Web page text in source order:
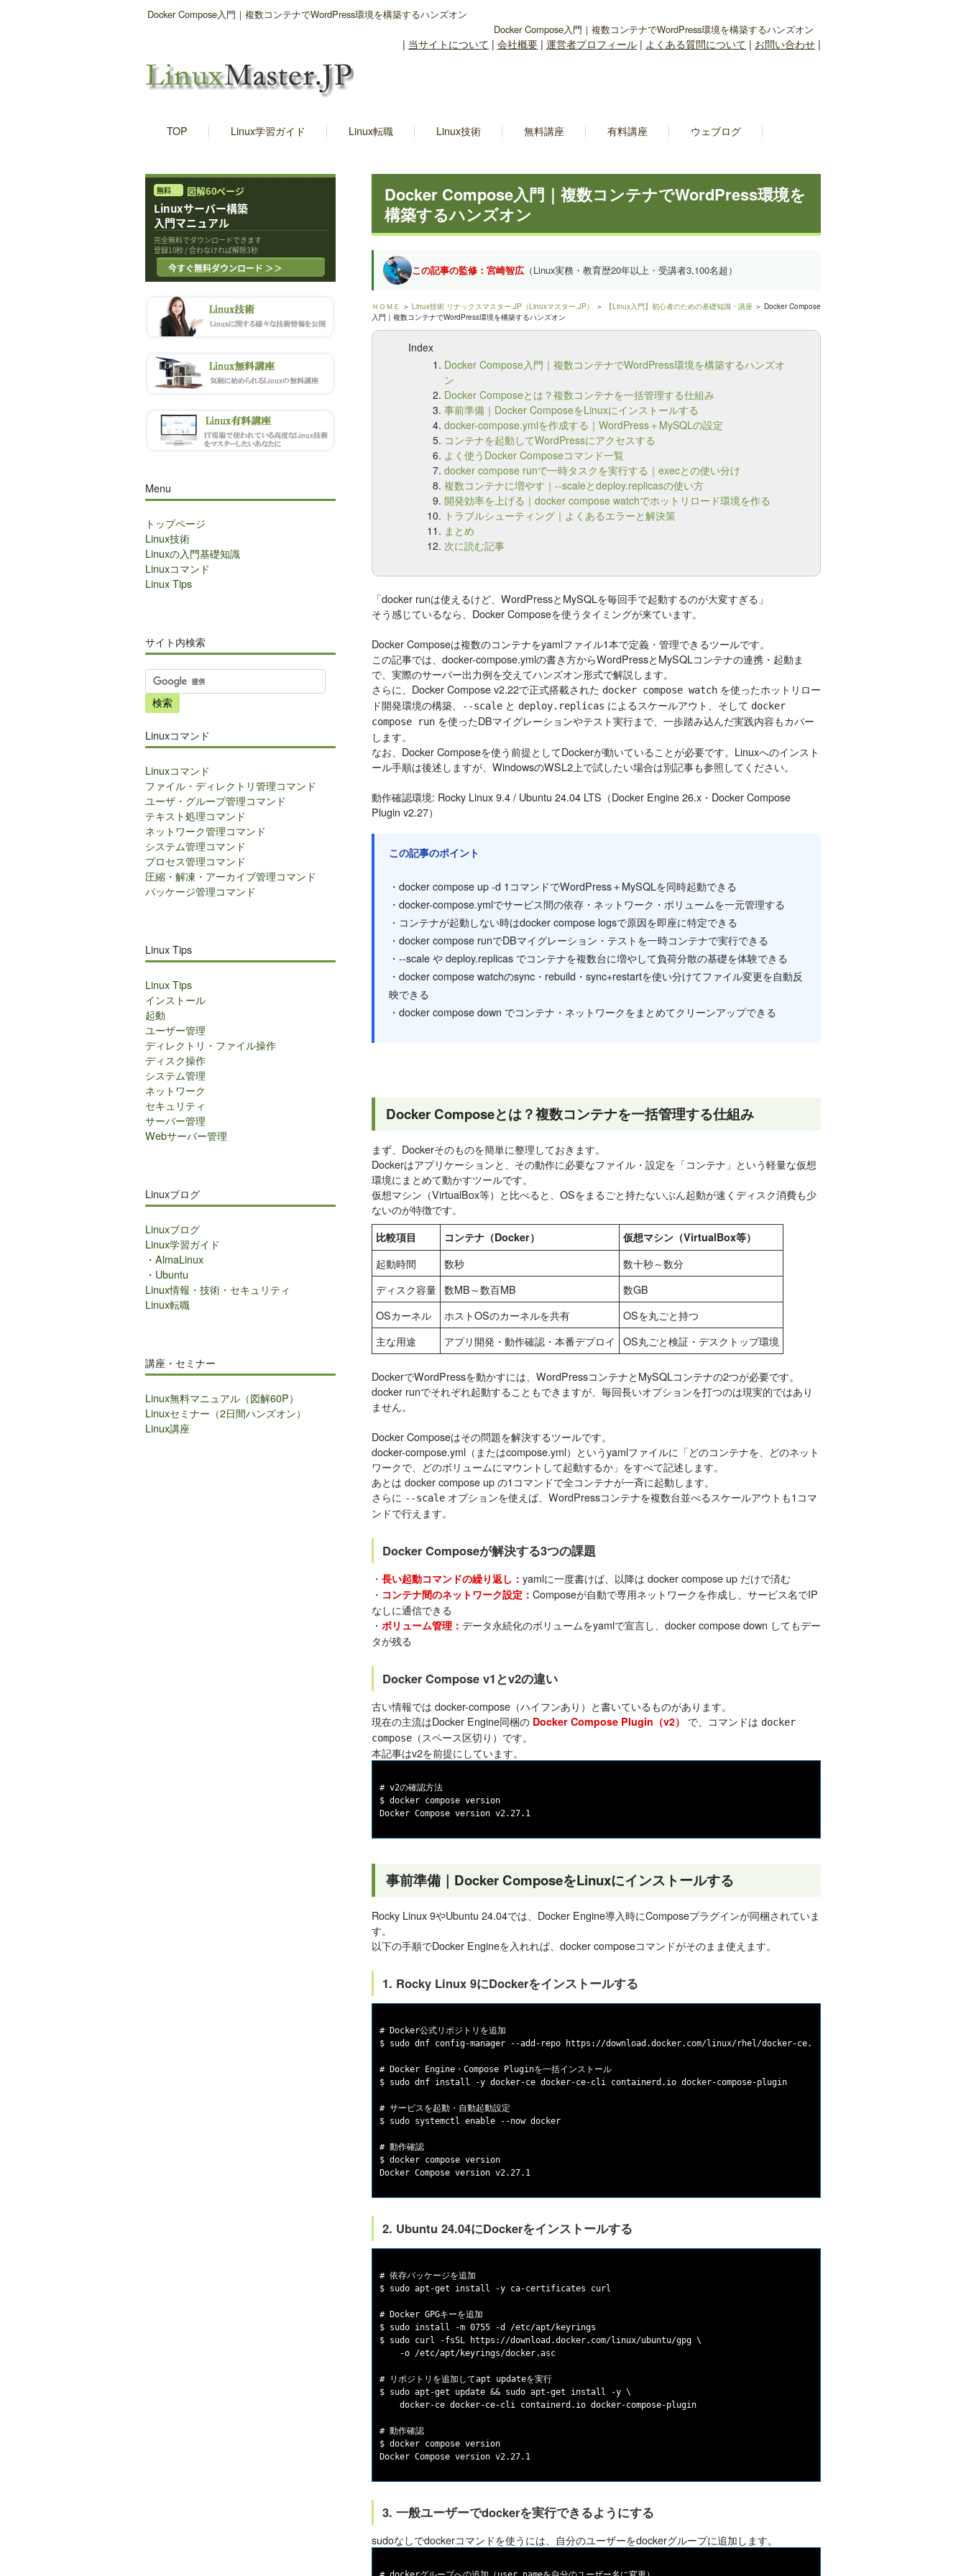
Docker Compose入門｜複数コンテナでWordPress環境を構築するハンズオン
Docker Compose入門｜複数コンテナでWordPress環境を構築するハンズオン
| 当サイトについて | 会社概要 | 運営者プロフィール | よくある質問について | お問い合わせ |
TOP Linux学習ガイド Linux転職 Linux技術 無料講座 有料講座 ウェブログ
Docker Compose入門｜複数コンテナでWordPress環境を
構築するハンズオン
この記事の監修：宮崎智広（Linux実務・教育歴20年以上・受講者3,100名超）
ＨＯＭＥ ＞ Linux技術 リナックスマスター.JP（Linuxマスター.JP） ＞ 【Linux入門】初心者のための基礎知識・講座 ＞ Docker Compose
入門｜複数コンテナでWordPress環境を構築するハンズオン
Index
Docker Compose入門｜複数コンテナでWordPress環境を構築するハンズオ
ン
Docker Composeとは？複数コンテナを一括管理する仕組み
事前準備｜Docker ComposeをLinuxにインストールする
docker-compose.ymlを作成する｜WordPress＋MySQLの設定
コンテナを起動してWordPressにアクセスする
よく使うDocker Composeコマンド一覧
docker compose runで一時タスクを実行する｜execとの使い分け
複数コンテナに増やす｜--scaleとdeploy.replicasの使い方
開発効率を上げる｜docker compose watchでホットリロード環境を作る
トラブルシューティング｜よくあるエラーと解決策
まとめ
次に読む記事
「docker runは使えるけど、WordPressとMySQLを毎回手で起動するのが大変すぎる」
そう感じているなら、Docker Composeを使うタイミングが来ています。
Docker Composeは複数のコンテナをyamlファイル1本で定義・管理できるツールです。
この記事では、docker-compose.ymlの書き方からWordPressとMySQLコンテナの連携・起動ま
で、実際のサーバー出力例を交えてハンズオン形式で解説します。
さらに、Docker Compose v2.22で正式搭載された docker compose watch を使ったホットリロー
ド開発環境の構築、
--scale と deploy.replicas によるスケールアウト、そして docker
compose run を使ったDBマイグレーションやテスト実行まで、一歩踏み込んだ実践内容もカバー
します。
なお、Docker Composeを使う前提としてDockerが動いていることが必要です。Linuxへのインスト
ール手順は後述しますが、WindowsのWSL2上で試したい場合は別記事も参照してください。
動作確認環境: Rocky Linux 9.4 / Ubuntu 24.04 LTS（Docker Engine 26.x・Docker Compose
Plugin v2.27）
この記事のポイント
・docker compose up -d 1コマンドでWordPress＋MySQLを同時起動できる
・docker-compose.ymlでサービス間の依存・ネットワーク・ボリュームを一元管理する
・コンテナが起動しない時はdocker compose logsで原因を即座に特定できる
・docker compose runでDBマイグレーション・テストを一時コンテナで実行できる
・--scale や deploy.replicas でコンテナを複数台に増やして負荷分散の基礎を体験できる
・docker compose watchのsync・rebuild・sync+restartを使い分けてファイル変更を自動反
映できる
・docker compose down でコンテナ・ネットワークをまとめてクリーンアップできる
Docker Composeとは？複数コンテナを一括管理する仕組み
まず、Dockerそのものを簡単に整理しておきます。
Dockerはアプリケーションと、その動作に必要なファイル・設定を「コンテナ」という軽量な仮想
環境にまとめて動かすツールです。
仮想マシン（VirtualBox等）と比べると、OSをまるごと持たないぶん起動が速くディスク消費も少
ないのが特徴です。
比較項目 コンテナ（Docker） 仮想マシン（VirtualBox等）
起動時間 数秒
数十秒～数分
ディスク容量 数MB～数百MB
数GB
OSカーネル
ホストOSのカーネルを共有
OSを丸ごと持つ
主な用途
アプリ開発・動作確認・本番デプロイ OS丸ごと検証・デスクトップ環境
DockerでWordPressを動かすには、WordPressコンテナとMySQLコンテナの2つが必要です。
docker runでそれぞれ起動することもできますが、毎回長いオプションを打つのは現実的ではあり
ません。
Docker Composeはその問題を解決するツールです。
docker-compose.yml（またはcompose.yml）というyamlファイルに「どのコンテナを、どのネット
ワークで、どのボリュームにマウントして起動するか」をすべて記述します。
あとは docker compose up の1コマンドで全コンテナが一斉に起動します。
さらに --scale オプションを使えば、WordPressコンテナを複数台並べるスケールアウトも1コマ
ンドで行えます。
Docker Composeが解決する3つの課題
・ 長い起動コマンドの繰り返し： yamlに一度書けば、以降は docker compose up だけで済む
・ コンテナ間のネットワーク設定： Composeが自動で専用ネットワークを作成し、サービス名でIP
なしに通信できる
・ ボリューム管理： データ永続化のボリュームをyamlで宣言し、docker compose down してもデー
タが残る
Docker Compose v1とv2の違い
古い情報では docker-compose（ハイフンあり）と書いているものがあります。
現在の主流はDocker Engine同梱の Docker Compose Plugin（v2） で、コマンドは docker
compose （スペース区切り）です。
本記事はv2を前提にしています。
# v2の確認方法
$ docker compose version
事前準備｜Docker ComposeをLinuxにインストールする
Rocky Linux 9やUbuntu 24.04では、Docker Engine導入時にComposeプラグインが同梱されていま
す。
以下の手順でDocker Engineを入れれば、docker composeコマンドがそのまま使えます。
1. Rocky Linux 9にDockerをインストールする
# Docker公式リポジトリを追加
$ sudo dnf config-manager --add-repo https://download.docker.com/linux/rhel/docker-ce.repo
# Docker Engine・Compose Pluginを一括インストール
$ sudo dnf install -y docker-ce docker-ce-cli containerd.io docker-compose-plugin
# サービスを起動・自動起動設定
$ sudo systemctl enable --now docker
# 動作確認
$ docker compose version
2. Ubuntu 24.04にDockerをインストールする
# 依存パッケージを追加
$ sudo apt-get install -y ca-certificates curl
# Docker GPGキーを追加
$ sudo install -m 0755 -d /etc/apt/keyrings
$ sudo curl -fsSL https://download.docker.com/linux/ubuntu/gpg \
    -o /etc/apt/keyrings/docker.asc
# リポジトリを追加してapt updateを実行
$ sudo apt-get update && sudo apt-get install -y \
    docker-ce docker-ce-cli containerd.io docker-compose-plugin
# 動作確認
$ docker compose version
3. 一般ユーザーでdockerを実行できるようにする
sudoなしでdockerコマンドを使うには、自分のユーザーをdockerグループに追加します。
Menu
トップページ
Linux技術
Linuxの入門基礎知識
Linuxコマンド
Linux Tips
サイト内検索
サ
イ
ト
検
索
Linuxコマンド
Linuxコマンド
ファイル・ディレクトリ管理コマンド
ユーザ・グループ管理コマンド
テキスト処理コマンド
ネットワーク管理コマンド
システム管理コマンド
プロセス管理コマンド
圧縮・解凍・アーカイブ管理コマンド
パッケージ管理コマンド
Linux Tips
Linux Tips
インストール
起動
ユーザー管理
ディレクトリ・ファイル操作
ディスク操作
システム管理
ネットワーク
セキュリティ
サーバー管理
Webサーバー管理
Linuxブログ
Linuxブログ
Linux学習ガイド
・ AlmaLinux
・ Ubuntu
Linux情報・技術・セキュリティ
Linux転職
講座・セミナー
Linux無料マニュアル（図解60P）
Linuxセミナー（2日間ハンズオン）
Linux講座